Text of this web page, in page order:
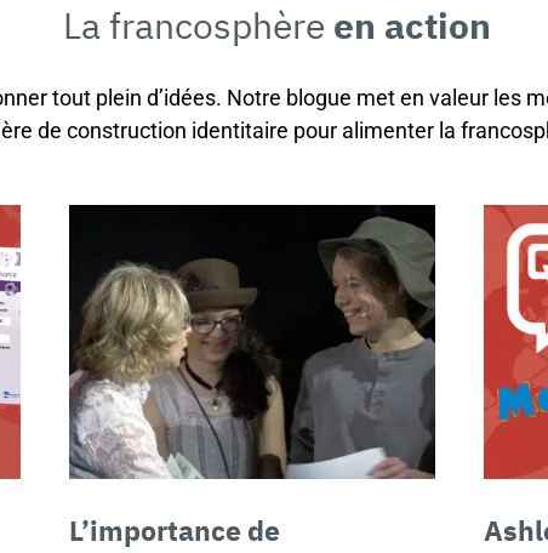
La francosphère en action
tout plein d’idées. Notre blogue met en valeur les
de construction identitaire pour alimenter la
L’importance de